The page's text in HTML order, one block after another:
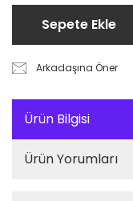
Sepete Ekle
Arkadaşına Öner
Ürün Bilgisi
Ürün Yorumları